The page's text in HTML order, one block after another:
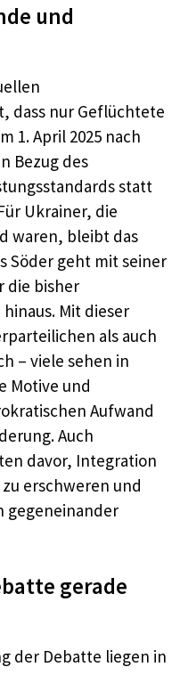
und
dass nur Geflüchtete
1. April 2025 nach
Bezug des
statt
Ukrainer, die
waren, bleibt das
Söder geht mit seiner
die bisher
Mit dieser
als auch
– viele sehen in
Motive und
Aufwand
Auch
davor, Integration
erschweren und
gegeneinander
gerade
der Debatte liegen in